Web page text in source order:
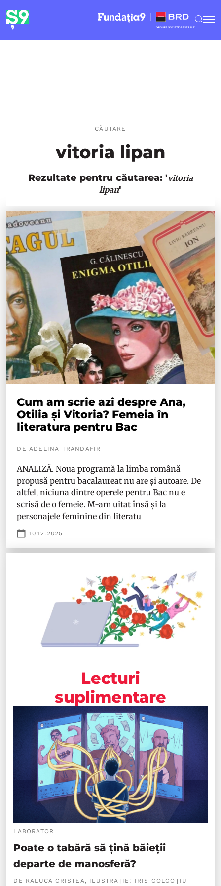
CĂUTARE
vitoria lipan
Rezultate pentru căutarea: 'vitoria
lipan'
Cum am scrie azi despre Ana,
Otilia și Vitoria? Femeia în
literatura pentru Bac
DE ADELINA TRANDAFIR
ANALIZĂ. Noua programă la limba română
propusă pentru bacalaureat nu are și autoare. De
altfel, niciuna dintre operele pentru Bac nu e
scrisă de o femeie. M-am uitat însă și la
personajele feminine din literatu
10.12.2025
Lecturi
suplimentare
LABORATOR
Poate o tabără să țină băieții
departe de manosferă?
DE RALUCA CRISTEA, ILUSTRAȚIE: IRIS GOLGOȚIU